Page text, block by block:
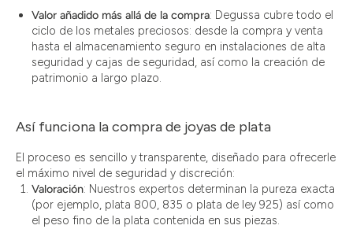
Valor añadido más allá de la compra: Degussa cubre todo el
ciclo de los metales preciosos: desde la compra y venta
hasta el almacenamiento seguro en instalaciones de alta
seguridad y cajas de seguridad, así como la creación de
patrimonio a largo plazo.
Así funciona la compra de joyas de plata
El proceso es sencillo y transparente, diseñado para ofrecerle
el máximo nivel de seguridad y discreción:
Valoración: Nuestros expertos determinan la pureza exacta
(por ejemplo, plata 800, 835 o plata de ley 925) así como
el peso fino de la plata contenida en sus piezas.